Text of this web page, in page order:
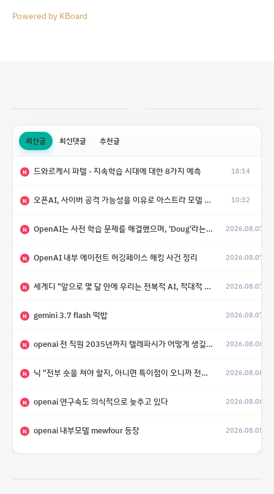
Powered by KBoard
최신글 최신댓글 추천글
N 드와르케시 파텔 - 지속학습 시대에 대한 8가지 예측 18:14
N 오픈AI, 사이버 공격 가능성을 이유로 아스트라 모델 출시 연기 10:32
N OpenAI는 사전 학습 문제를 해결했으며, 'Doug'라는 코드명을 가진 훨씬 더 큰 모델을 활발히 개발 중 2026.08.07
N OpenAI 내부 에이전트 허깅페이스 해킹 사건 정리 2026.08.07
N 세게디 "앞으로 몇 달 안에 우리는 전복적 AI, 적대적 AI 둘 다 보게 될 것" 2026.08.07
N gemini 3.7 flash 떡밥 2026.08.07
N openai 전 직원 2035년까지 텔레파시가 어떻게 생길 수 있는지 2026.08.06
N 닉 "전부 숏을 쳐야 할지, 아니면 특이점이 오니까 전부 롱을 쳐야 할지 모르겠다.” 2026.08.06
N openai 연구속도 의식적으로 늦추고 있다 2026.08.06
N openai 내부모델 mewfour 등장 2026.08.05